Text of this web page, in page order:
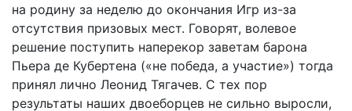
на родину за неделю до окончания Игр из-за
отсутствия призовых мест. Говорят, волевое
решение поступить наперекор заветам барона
Пьера де Кубертена («не победа, а участие») тогда
принял лично Леонид Тягачев. С тех пор
результаты наших двоеборцев не сильно выросли,